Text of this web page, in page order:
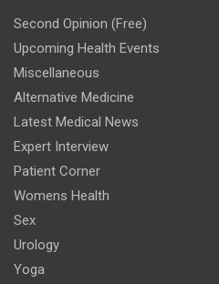
Second Opinion (Free)
Upcoming Health Events
Miscellaneous
Alternative Medicine
Latest Medical News
Expert Interview
Patient Corner
Womens Health
Sex
Urology
Yoga